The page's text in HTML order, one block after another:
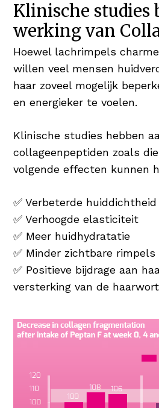
Klinische studies
werking van
Hoewel lachrimpels
willen veel mensen
haar zoveel mogelijk
en energieker te voelen.
Klinische studies hebben
collageenpeptiden zoals
volgende effecten kunnen
✅ Verbeterde huiddichtheid
✅ Verhoogde elasticiteit
✅ Meer huidhydratatie
✅ Minder zichtbare rimpels
✅ Positieve bijdrage aan
versterking van de